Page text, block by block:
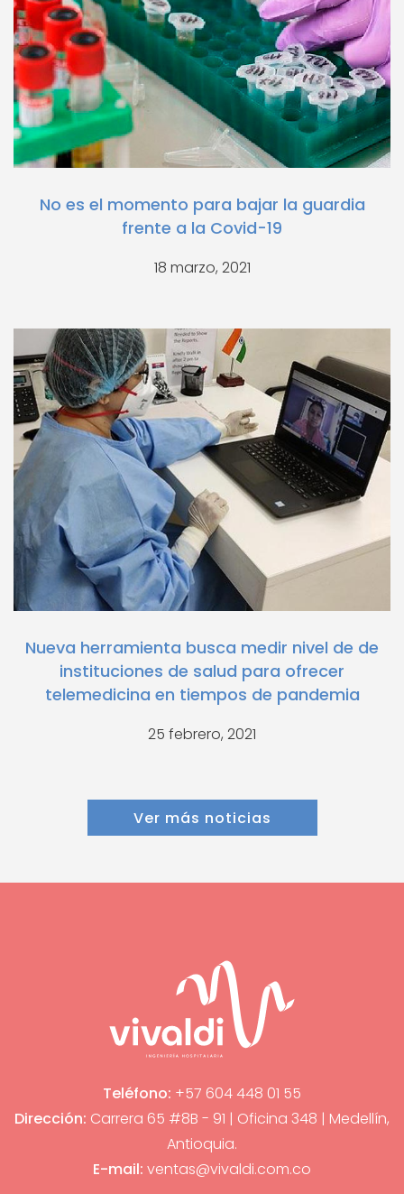
No es el momento para bajar la guardia
frente a la Covid-19
18 marzo, 2021
Nueva herramienta busca medir nivel de de
instituciones de salud para ofrecer
telemedicina en tiempos de pandemia
25 febrero, 2021
Ver más noticias
Teléfono: +57 604 448 01 55
Dirección: Carrera 65 #8B - 91 | Oficina 348 | Medellín,
Antioquia.
E-mail: ventas@vivaldi.com.co